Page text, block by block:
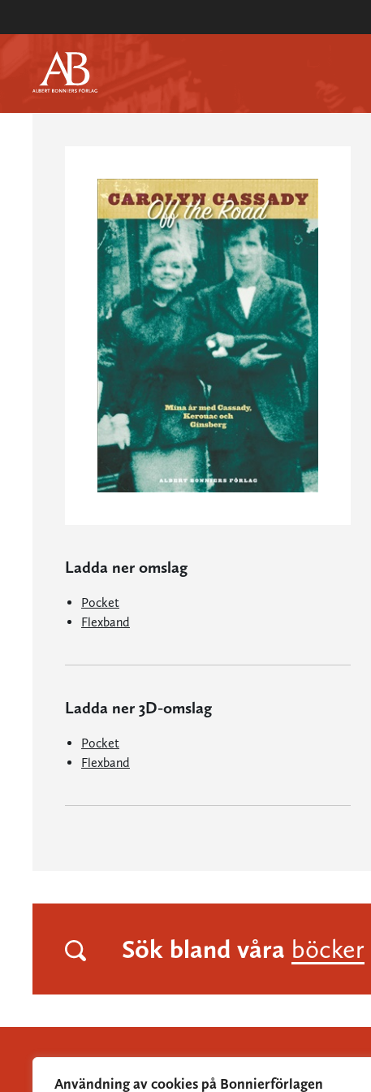
Användning av cookies på Bonnierförlagen
Ladda ner omslag
Pocket
Flexband
Ladda ner 3D-omslag
Pocket
Flexband
Sök bland våra böcker